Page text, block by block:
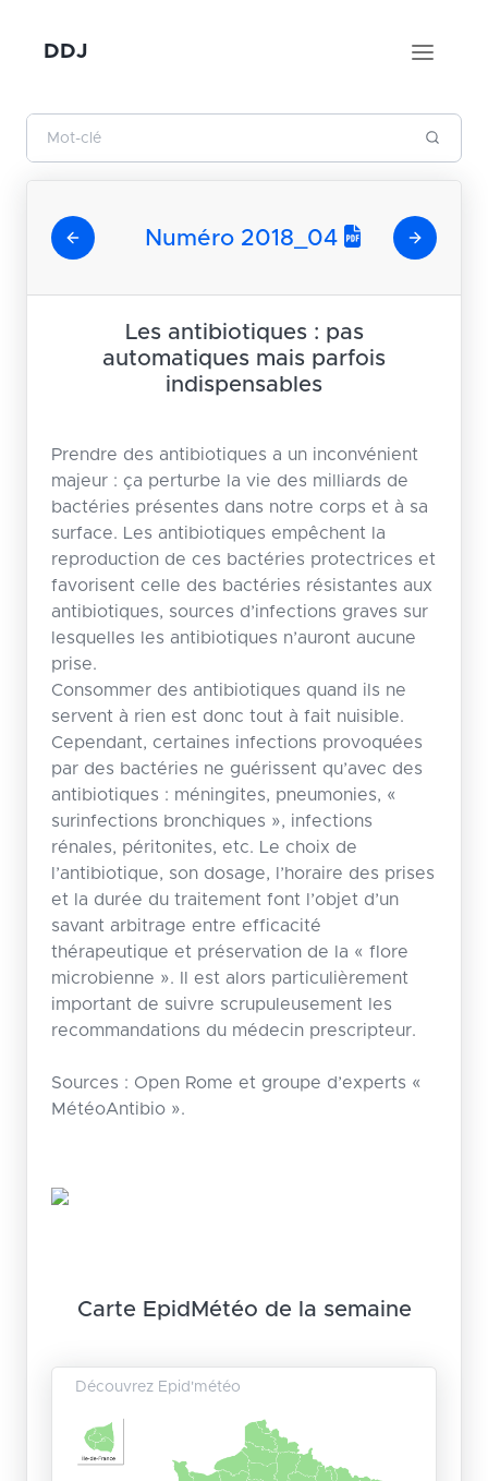
DDJ
Numéro 2018_04
Les antibiotiques : pas
automatiques mais parfois
indispensables
Prendre des antibiotiques a un inconvénient
majeur : ça perturbe la vie des milliards de
bactéries présentes dans notre corps et à sa
surface. Les antibiotiques empêchent la
reproduction de ces bactéries protectrices et
favorisent celle des bactéries résistantes aux
antibiotiques, sources d’infections graves sur
lesquelles les antibiotiques n’auront aucune
prise.
Consommer des antibiotiques quand ils ne
servent à rien est donc tout à fait nuisible.
Cependant, certaines infections provoquées
par des bactéries ne guérissent qu’avec des
antibiotiques : méningites, pneumonies, «
surinfections bronchiques », infections
rénales, péritonites, etc. Le choix de
l’antibiotique, son dosage, l’horaire des prises
et la durée du traitement font l’objet d’un
savant arbitrage entre efficacité
thérapeutique et préservation de la « flore
microbienne ». Il est alors particulièrement
important de suivre scrupuleusement les
recommandations du médecin prescripteur.
Sources : Open Rome et groupe d’experts «
MétéoAntibio ».
Carte EpidMétéo de la semaine
Découvrez Epid'météo